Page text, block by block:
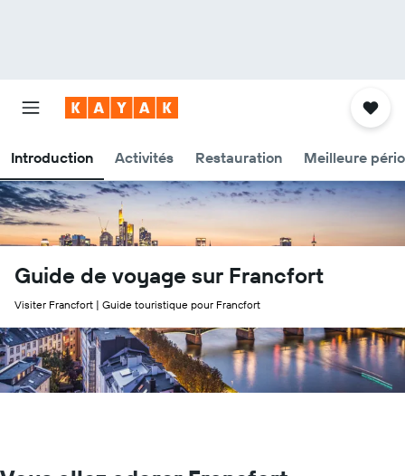
Introduction Activités Restauration Meilleure
Guide de voyage sur Francfort
Visiter Francfort | Guide touristique pour Francfort